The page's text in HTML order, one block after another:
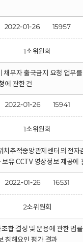
2022-01-26 15957
1소위원회
채무자 출국금지 요청 업무
에 관한 건
2022-01-26 15941
1소위원회
치추적중앙관제센터의 전자
유 CCTV 영상정보 제공에
2022-01-26 16531
2소위원회
조합 결성 및 운용에 관한 법
침해요인 평가 결과